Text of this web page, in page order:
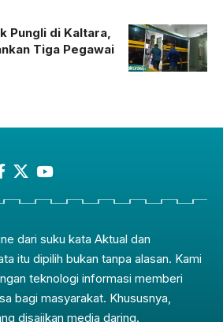
Pungli di Kaltara,
Tiga Pegawai
dari suku kata Aktual dan
itu dipilih bukan tanpa alasan. Kami
teknologi informasi memberi
bagi masyarakat. Khususnya,
disajikan media daring.